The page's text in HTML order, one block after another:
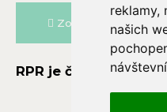
reklamy,
našich
reklamy,
našich
Zoznam členov
RPR je členom